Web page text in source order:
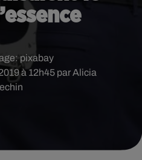
à 12h45 par Alicia
pixabay